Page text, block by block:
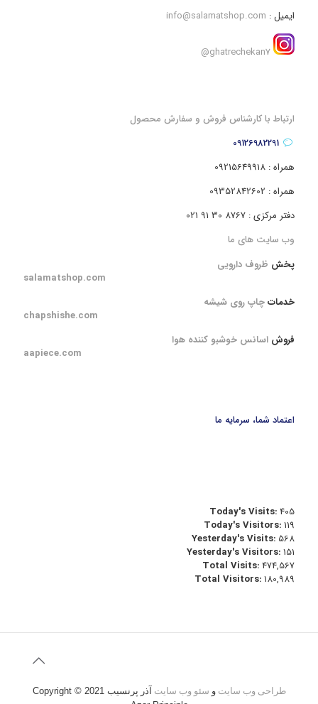
ایمیل : info@salamatshop.com
ghatrechekan7@
ارتباط با کارشناس فروش و سفارش محصول
09126982291
همراه : 09215649918
همراه : 09352842602
دفتر مرکزی : 8767 30 91 021
وب سایت های ما
پخش ظروف دارویی
salamatshop.com
خدماتچاپ روی شیشه
chapshishe.com
فروش اسانس خوشبو کننده هوا
aapiece.com
اعتماد شما، سرمایه ما
Today's Visits:405
Today's Visitors:119
Yesterday's Visits: 568
Yesterday's Visitors:151
Total Visits:474,567
Total Visitors:180,989
طراحی وب سایت و سئو وب سایت آذر پرنسیب Copyright © 2021